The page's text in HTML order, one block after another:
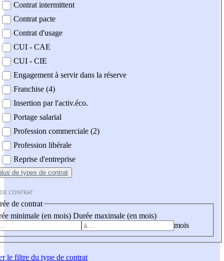
Contrat intermittent
Contrat pacte
Contrat d'usage
CUI - CAE
CUI - CIE
Engagement à servir dans la réserve
Franchise (4)
Insertion par l'activ.éco.
Portage salarial
Profession commerciale (2)
Profession libérale
Reprise d'entreprise
de types de contrat
CONTRAT
de contrat
minimale (en mois) Durée maximale (en mois)
mois
le filtre du type de contrat